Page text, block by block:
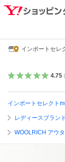
インポートセレ
4.75
インポートセレクト
レディースブラン
WOOLRICH アウ